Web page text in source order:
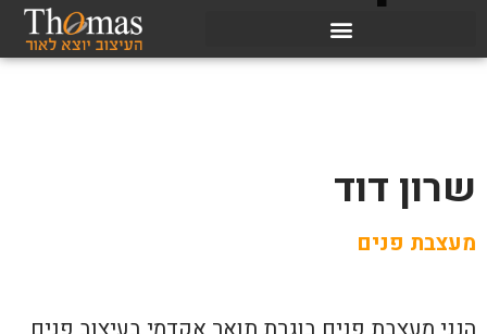
שרון דוד
מעצבת פנים